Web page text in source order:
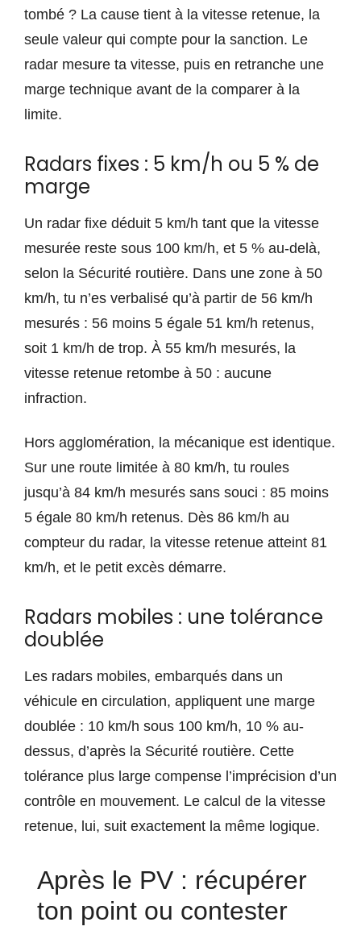
tombé ? La cause tient à la vitesse retenue, la
seule valeur qui compte pour la sanction. Le
radar mesure ta vitesse, puis en retranche une
marge technique avant de la comparer à la
limite.
Radars fixes : 5 km/h ou 5 % de
marge
Un radar fixe déduit 5 km/h tant que la vitesse
mesurée reste sous 100 km/h, et 5 % au-delà,
selon la Sécurité routière. Dans une zone à 50
km/h, tu n’es verbalisé qu’à partir de 56 km/h
mesurés : 56 moins 5 égale 51 km/h retenus,
soit 1 km/h de trop. À 55 km/h mesurés, la
vitesse retenue retombe à 50 : aucune
infraction.
Hors agglomération, la mécanique est identique.
Sur une route limitée à 80 km/h, tu roules
jusqu’à 84 km/h mesurés sans souci : 85 moins
5 égale 80 km/h retenus. Dès 86 km/h au
compteur du radar, la vitesse retenue atteint 81
km/h, et le petit excès démarre.
Radars mobiles : une tolérance
doublée
Les radars mobiles, embarqués dans un
véhicule en circulation, appliquent une marge
doublée : 10 km/h sous 100 km/h, 10 % au-
dessus, d’après la Sécurité routière. Cette
tolérance plus large compense l’imprécision d’un
contrôle en mouvement. Le calcul de la vitesse
retenue, lui, suit exactement la même logique.
Après le PV : récupérer
ton point ou contester